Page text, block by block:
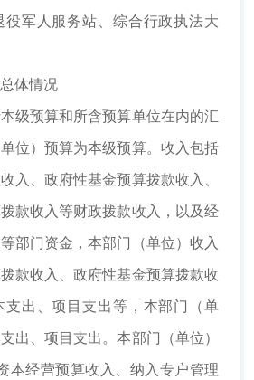
军人服务站、综合行政执法大
体情况
预算和所含预算单位在内的汇
位）预算为本级预算。收入包括
入、政府性基金预算拨款收入、
款收入等财政拨款收入，以及经
部门资金，本部门（单位）收入
款收入、政府性基金预算拨款收
支出、项目支出等，本部门（单
出、项目支出。本部门（单位）
本经营预算收入、纳入专户管理